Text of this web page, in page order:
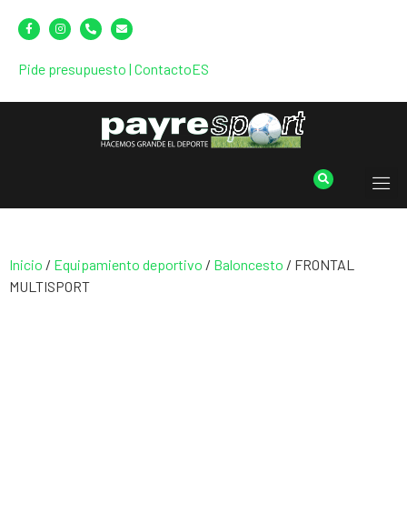
Pide presupuesto | ContactoES
Inicio / Equipamiento deportivo / Baloncesto / FRONTAL
MULTISPORT